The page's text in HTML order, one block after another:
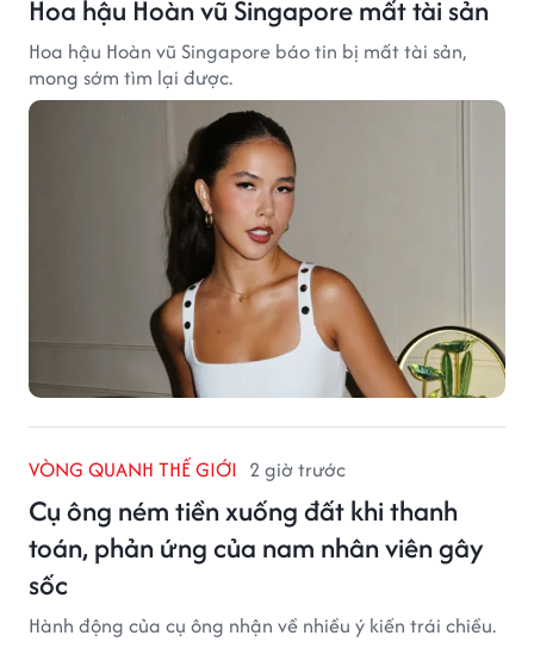
Hoa hậu Hoàn vũ Singapore mất tài sản
Hoa hậu Hoàn vũ Singapore báo tin bị mất tài sản,
mong sớm tìm lại được.
VÒNG QUANH THẾ GIỚI 2 giờ trước
Cụ ông ném tiền xuống đất khi thanh
toán, phản ứng của nam nhân viên gây
sốc
Hành động của cụ ông nhận về nhiều ý kiến trái chiều.